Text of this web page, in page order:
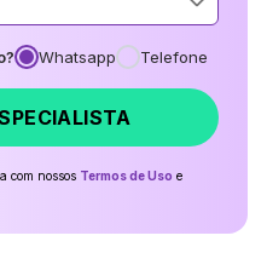
Whatsapp Telefone
com nossos Termos de Uso e